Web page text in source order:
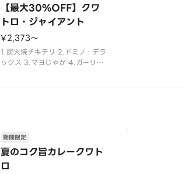
【最大30%OFF】クワ
トロ・ジャイアント
¥2,373〜
1.炭火焼チキテリ 2.ドミノ・デラ
ックス 3.マヨじゃが 4.ガーリッ
夏のコク旨カレークワト
ロ
期間限定